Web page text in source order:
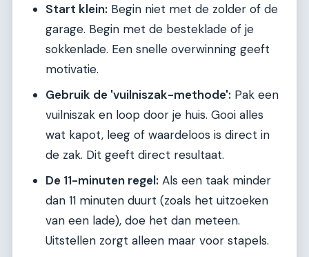
Start klein: Begin niet met de zolder of de
garage. Begin met de besteklade of je
sokkenlade. Een snelle overwinning geeft
motivatie.
Gebruik de 'vuilniszak-methode': Pak een
vuilniszak en loop door je huis. Gooi alles
wat kapot, leeg of waardeloos is direct in
de zak. Dit geeft direct resultaat.
De 11-minuten regel: Als een taak minder
dan 11 minuten duurt (zoals het uitzoeken
van een lade), doe het dan meteen.
Uitstellen zorgt alleen maar voor stapels.